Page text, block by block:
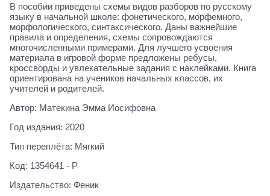
В пособии приведены схемы видов разборов по русскому
языку в начальной школе: фонетического, морфемного,
морфологического, синтаксического. Даны важнейшие
правила и определения, схемы сопровождаются
многочисленными примерами. Для лучшего усвоения
материала в игровой форме предложены ребусы,
кроссворды и увлекательные задания с наклейками. Книга
ориентирована на учеников начальных классов, их
учителей и родителей.
Автор: Матекина Эмма Иосифовна
Год издания: 2020
Тип переплёта: Мягкий
Код: 1354641 - Р
Издательство: Феник